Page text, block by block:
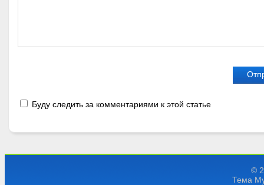
Буду следить за комментариями к этой статье
©
Тема